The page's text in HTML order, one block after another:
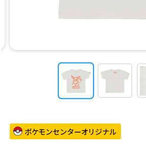
ポケモンセンターオリジナル